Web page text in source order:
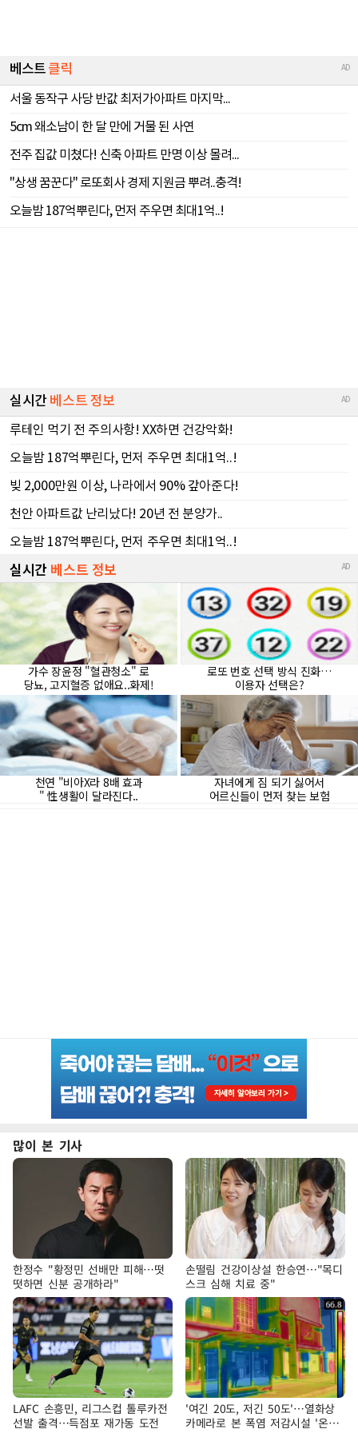
많이 본 기사
한정수 "황정민 선배만 피해…떳
떳하면 신분 공개하라"
손떨림 건강이상설 한승연…"목디
스크 심해 치료 중"
LAFC 손흥민, 리그스컵 톨루카전
선발 출격…득점포 재가동 도전
'여긴 20도, 저긴 50도'…열화상
카메라로 본 폭염 저감시설 '온도